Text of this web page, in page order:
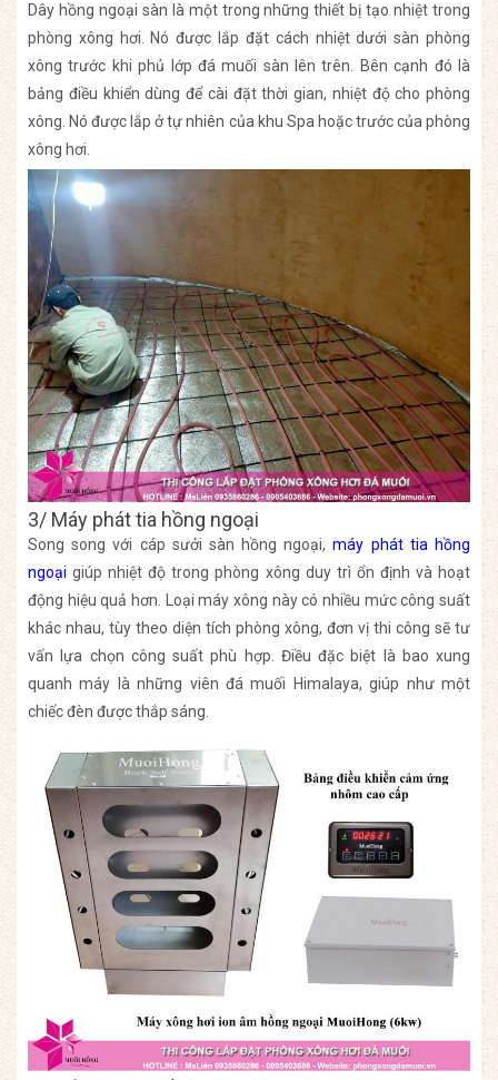
Dây hồng ngoại sàn là một trong những thiết bị tạo nhiệt trong
phòng xông hơi. Nó được lắp đặt cách nhiệt dưới sàn phòng
xông trước khi phủ lớp đá muối sàn lên trên. Bên cạnh đó là
bảng điều khiển dùng để cài đặt thời gian, nhiệt độ cho phòng
xông. Nó được lắp ở tự nhiên của khu Spa hoặc trước của phòng
xông hơi.
3/ Máy phát tia hồng ngoại
Song song với cáp sưởi sàn hồng ngoại,máy phát tia hồng
ngoại giúp nhiệt độ trong phòng xông duy trì ổn định và hoạt
động hiệu quả hơn. Loại máy xông này có nhiều mức công suất
khác nhau, tùy theo diện tích phòng xông, đơn vị thi công sẽ tư
vấn lựa chọn công suất phù hợp. Điều đặc biệt là bao xung
quanh máy là những viên đá muối Himalaya, giúp như một
chiếc đèn được thắp sáng.